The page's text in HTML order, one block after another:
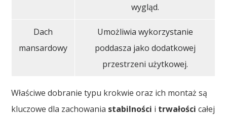
wygląd.
Dach
mansardowy
Umożliwia wykorzystanie
poddasza jako dodatkowej
przestrzeni użytkowej.
Właściwe dobranie typu krokwie oraz ich montaż są
kluczowe dla zachowania stabilności i trwałości całej